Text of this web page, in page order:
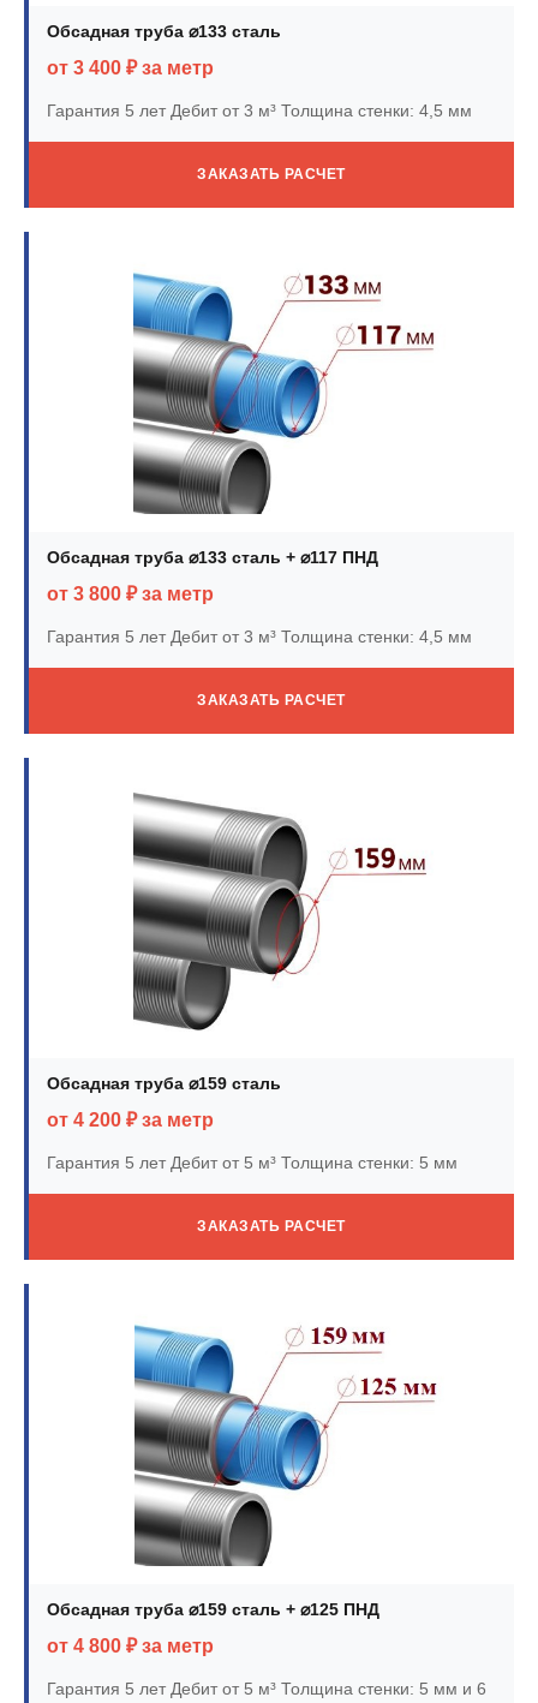
Обсадная труба ⌀133 сталь
от 3 400 ₽ за метр
Гарантия 5 летДебит от 3 м³ Толщина стенки: 4,5 мм
ЗАКАЗАТЬ РАСЧЕТ
Обсадная труба ⌀133 сталь + ⌀117 ПНД
от 3 800 ₽ за метр
Гарантия 5 летДебит от 3 м³ Толщина стенки: 4,5 мм
ЗАКАЗАТЬ РАСЧЕТ
Обсадная труба ⌀159 сталь
от 4 200 ₽ за метр
Гарантия 5 летДебит от 5 м³ Толщина стенки: 5 мм
ЗАКАЗАТЬ РАСЧЕТ
Обсадная труба ⌀159 сталь + ⌀125 ПНД
от 4 800 ₽ за метр
Гарантия 5 летДебит от 5 м³ Толщина стенки: 5 мм и 6